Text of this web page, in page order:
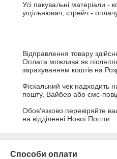
Усі пакувальні матеріали -
ущільнювач, стрейч -
Відправлення товару
Оплата можлива як
зарахуванням коштів на
Фіскальний чек надходить
пошту, Вайбер або смс-
Обов'язково перевіряйте
на відділенні Нової Пошти
Способи оплати